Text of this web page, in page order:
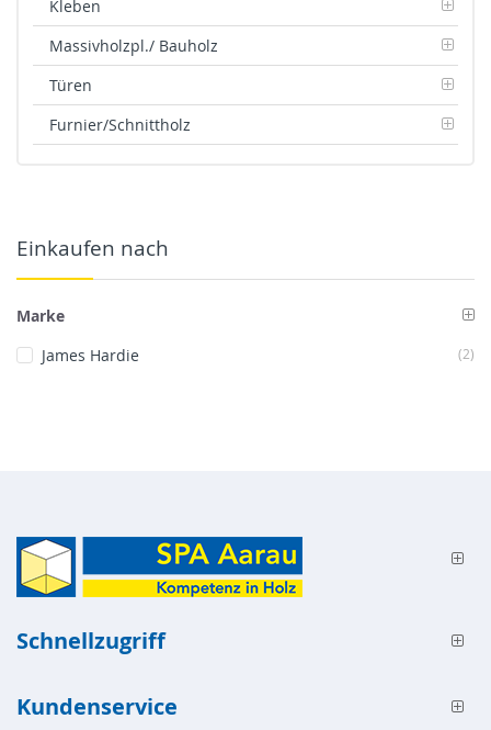
Kleben
Massivholzpl./ Bauholz
Türen
Furnier/Schnittholz
Einkaufen nach
Marke
James Hardie
2
Schnellzugriff
Kundenservice